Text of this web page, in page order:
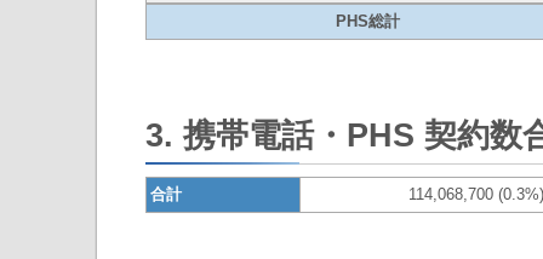
PHS総計
3. 携帯電話・PHS 契約数
合計 114,068,700 (0.3%)